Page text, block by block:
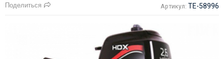
Поделиться Артикул: TE-58996